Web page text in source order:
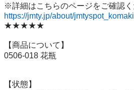
https://jmty.jp/about/jmtyspot_komaki
★★★★★
【商品について】
0506-018 花瓶
【状態】